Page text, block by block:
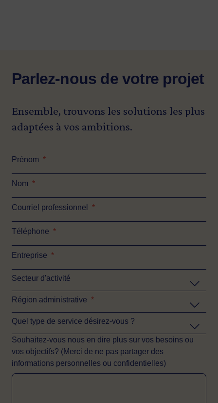
Parlez-nous de votre projet
Ensemble, trouvons les solutions les plus
adaptées à vos ambitions.
Prénom *
Nom *
Courriel professionnel *
Téléphone *
Entreprise *
Secteur d'activité
Région administrative *
Quel type de service désirez-vous ?
Souhaitez-vous nous en dire plus sur vos besoins ou
vos objectifs? (Merci de ne pas partager des
informations personnelles ou confidentielles)